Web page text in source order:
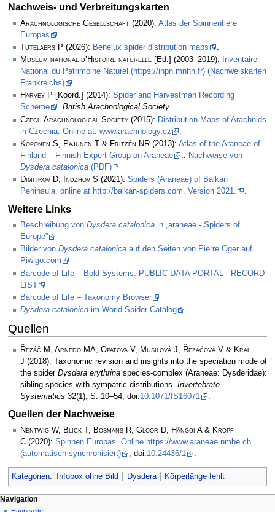
Nachweis- und Verbreitungskarten
Arachnologische Gesellschaft (2020): Atlas der Spinnentiere
Europas
Tutelaers P (2026): Benelux spider distribution maps
.
Muséum national d’Histoire naturelle [Ed.] (2003–2019):
Inventaire
National du Patrimoine Naturel (https://inpn.mnhn.fr) (Nachweiskarten
Frankreichs)
.
Harvey P [Koord.] (2014): Spider and Harvestman Recording
Scheme
. British Arachnological Society.
Czech Arachnological Society (2015): Distribution Maps of Arachnids
in Czechia. Online at: www.arachnology.cz
Koponen S, Pajunen T & Fritzén NR (2013): Atlas of the Araneae of
Finland – Finnish Expert Group on Araneae
.: Nachweise von
Dysdera catalonica (PDF)
Dimitrov D, Indzhov S (2021): Spiders (Araneae) of Balkan
Peninsula. online at http://balkan-spiders.com. Version 2021.
.
Weitere Links
Beschreibung von Dysdera catalonica in „araneae - Spiders of
Europe”
Bilder von Dysdera catalonica auf den Seiten von Pierre Oger auf
Piwigo.com
Barcode of Life – Bold Systems: PUBLIC DATA PORTAL - RECORD
LIST
Barcode of Life – Taxonomy Browser
Dysdera catalonica im World Spider Catalog
Quellen
Řezáč M, Arnedo MA, Opatova V, Musilová J, Řezáčová V & Král
J (2018): Taxonomic revision and insights into the speciation mode of
the spider Dysdera erythrina species-complex (Araneae: Dysderidae):
sibling species with sympatric distributions. Invertebrate
Systematics 32(1), S. 10–54, doi:10.1071/IS16071
Quellen der Nachweise
Nentwig W, Blick T, Bosmans R, Gloor D, Hänggi A & Kropf
C (2020): Spinnen Europas. Online https://www.araneae.nmbe.ch
(automatisch synchronisiert)
, doi:10.24436/1
Kategorien: Infobox ohne Bild Dysdera Körperlänge fehlt
Navigation